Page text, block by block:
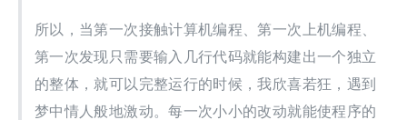
所以，当第一次接触计算机编程、第一次上机编程、
第一次发现只需要输入几行代码就能构建出一个独立
的整体，就可以完整运行的时候，我欣喜若狂，遇到
梦中情人般地激动。每一次小小的改动就能使程序的